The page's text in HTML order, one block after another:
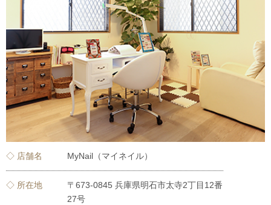
◇ 店舗名 MyNail（マイネイル）
◇ 所在地
〒673-0845 兵庫県明石市太寺2丁目12番
27号